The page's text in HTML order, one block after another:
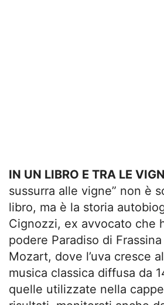
IN UN LIBRO E TRA LE
sussurra alle vigne” non è
libro, ma è la storia
Cignozzi, ex avvocato che
podere Paradiso di
Mozart, dove l’uva cresce
musica classica diffusa da
quelle utilizzate nella